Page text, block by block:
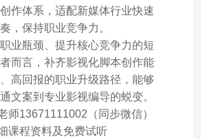
作体系，适配新媒体行业快速
，保持职业竞争力。
业瓶颈、提升核心竞争力的短
而言，补齐影视化脚本创作能
高回报的职业升级路径，能够
文案到专业影视编导的蜕变。
师13671111002（同步微信）
课程资料及免费试听